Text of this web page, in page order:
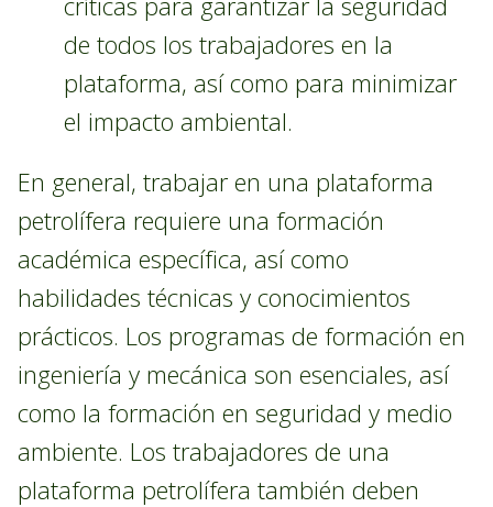
de todos los trabajadores en la
plataforma, así como para minimizar
el impacto ambiental.
En general, trabajar en una plataforma
petrolífera requiere una formación
académica específica, así como
habilidades técnicas y conocimientos
prácticos. Los programas de formación en
ingeniería y mecánica son esenciales, así
como la formación en seguridad y medio
ambiente. Los trabajadores de una
plataforma petrolífera también deben